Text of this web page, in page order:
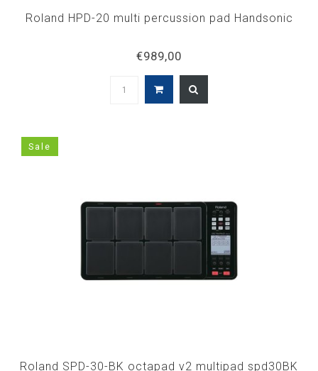
Roland HPD-20 multi percussion pad Handsonic
€989,00
Sale
Roland SPD-30-BK octapad v2 multipad spd30BK